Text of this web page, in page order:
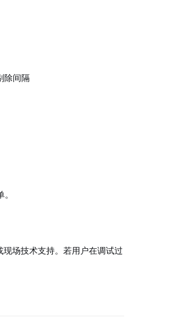
除间隔
场技术支持。若用户在调试过